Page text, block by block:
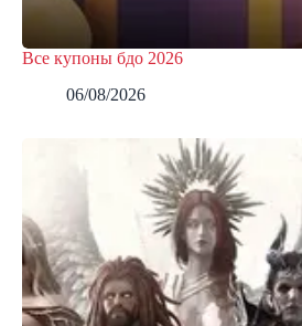
Все купоны бдо 2026
06/08/2026